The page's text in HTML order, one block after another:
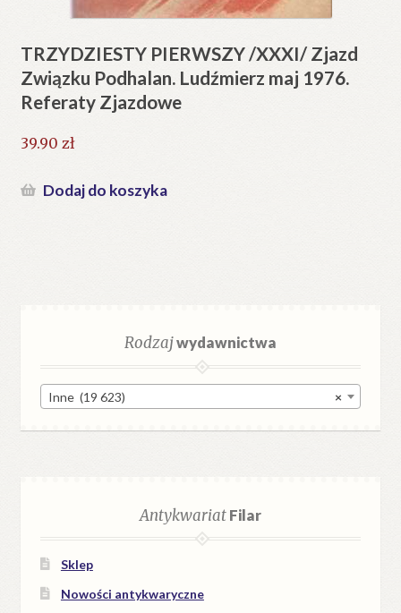
TRZYDZIESTY PIERWSZY /XXXI/ Zjazd
Związku Podhalan. Ludźmierz maj 1976.
Referaty Zjazdowe
39.90 zł
Dodaj do koszyka
Rodzajwydawnictwa
×
Inne (19 623)
AntykwariatFilar
Sklep
Nowości antykwaryczne